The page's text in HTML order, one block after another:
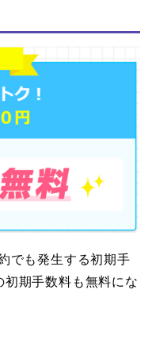
でも発生する初期手
初期手数料も無料にな